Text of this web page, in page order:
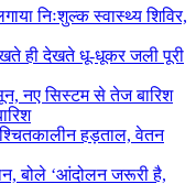
निःशुल्क स्वास्थ्य शिविर,
ही देखते धू-धूकर जली पूरी
नए सिस्टम से तेज बारिश
हड़ताल, वेतन
बोले ‘आंदोलन जरूरी है,